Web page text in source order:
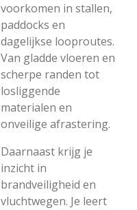
voorkomen in stallen,
paddocks en
dagelijkse looproutes.
Van gladde vloeren en
scherpe randen tot
losliggende
materialen en
onveilige afrastering.
Daarnaast krijg je
inzicht in
brandveiligheid en
vluchtwegen. Je leert